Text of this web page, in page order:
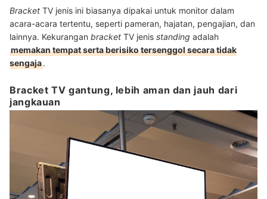
Bracket TV jenis ini biasanya dipakai untuk monitor dalam
acara-acara tertentu, seperti pameran, hajatan, pengajian, dan
lainnya. Kekurangan bracket TV jenis standing adalah
memakan tempat serta berisiko tersenggol secara tidak
sengaja.
Bracket TV gantung, lebih aman dan jauh dari
jangkauan